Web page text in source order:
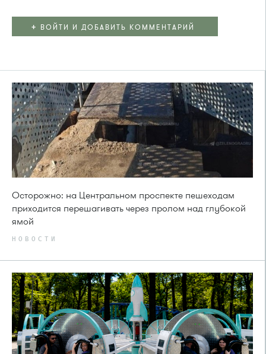
+ ВОЙТИ И ДОБАВИТЬ КОММЕНТАРИЙ
Осторожно: на Центральном проспекте пешеходам
приходится перешагивать через пролом над глубокой
ямой
НОВОСТИ